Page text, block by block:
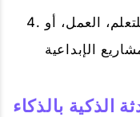
العمل، أو
الذكية بالذكاء